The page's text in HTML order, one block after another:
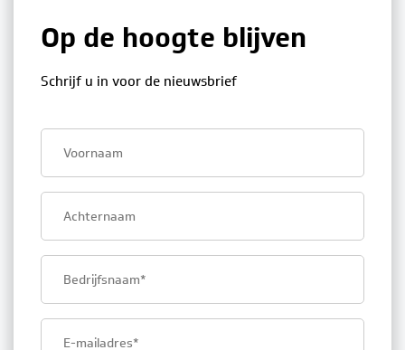
Op de hoogte blijven
Schrijf u in voor de nieuwsbrief
name
name
name